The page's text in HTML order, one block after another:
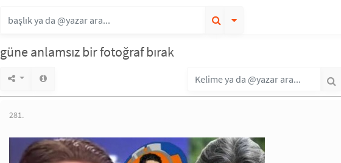
güne anlamsız bir fotoğraf bırak
281.